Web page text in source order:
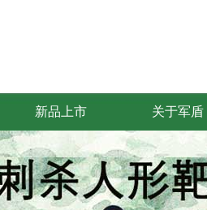
新品上市 关于军盾